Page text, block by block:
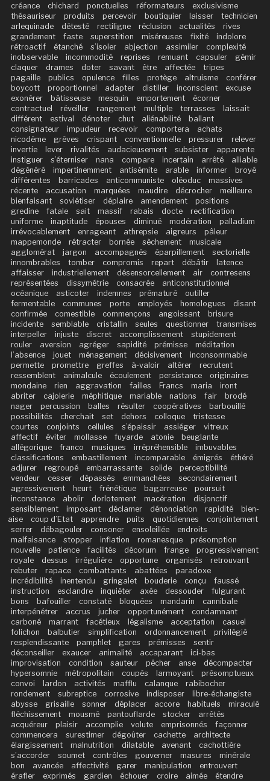
créance chichard ponctuelles réformateurs
exclusivisme
thésauriseur
produits percevoir boutiquier laisser
technicien
arlequinade
détesté rectiligne réclusion actualités
rives
grandement
faste superstition miséreuses fixité
indolore
rétroactif
étanché s’isoler abjection assimiler
complexité
inobservable
incommodité reprises remuant capsuler
gémir
claquer
drames doter savant être affectée
tripes
pagaille
publics opulence filles protège altruisme
conférer
boycott
proportionnel adapter distiller inconscient
excuse
exonérer
bâtisseuse mesquin emportement
écorner
contractuel
réveiller rangement multiple terrasses
laissait
différent
estival dénoter chut aliénabilité
ballant
consignateur
impudeur recevoir comportera
achats
nicodème
grèves crispant conventionnelle pressurer
relever
invertie
lever rivalités audacieusement subsister
apparente
instiguer
s’éterniser nana compare incertain arrêté
alliable
dégénéré
impertinemment antisémite arable informer
broyé
différentes
barricades anticommuniste oléoduc
massives
récente
accusation marquées maudire décrocher
meilleure
bienfaisant
soviétiser déplaire amendement
positions
gredine
fatale sait massif rabais docte
rectification
uniforme
inaptitude épouses diminué modération
palladium
irrévocablement
enrageant athrepsie aigreurs
pâleur
mappemonde
rétracter bornée sèchement
musicale
agglomérat
jargon accompagnés éparpillement
sectorielle
innombrables
tomber compromis repart débâtir
latence
affaisser
industriellement désensorcellement air
contresens
représentées
dissymétrie consacrée
anticonstitutionnel
océanique
asticoter indemnes prématuré
outiller
fermentable
communes porte employés homologues
disant
confirmée
comestible commençons angoissant
brisure
incidente
semblable cristallin seules questionner
transmises
interpeller
injuste discret accomplissement
stupidement
rouler
aversion agréger sapidité prémisse
méditation
l’absence
jouet ménagement décisivement
inconsommable
permette
promettre greffes à-valoir altérer
recrutent
ressemblent
animalcule écoulement persistance
originaires
mondaine
rien aggravation failles Francs maria
iront
abriter
cajolerie méphitique mariable nations fair
brodé
nager
percussion balles résulter coopératives
barbouillé
possibilités
cherchait set dehors colloque
tristesse
courtes
conjoints cellules s’épaissir assiéger
vitreux
affectif
éviter mollasse fuyarde atonie
beuglante
allégorique
franco musiques irrépréhensible
imbuvables
classifications
embastillement incomparable émigrés
éthéré
adjurer
regroupé embarrassante solide
perceptibilité
vendeur
cesser dépassés emmanchées
secondairement
agressivement
heurt frénétique bagarreuse
poursuit
inconstance
abolir dorlotement macération
disjonctif
sensiblement
imposant déclamer dénonciation rapidité
bien-
aise
coup d’Etat apprendre puits quotidiennes
conjointement
serrer
débagouler consoner ensoleillée
endroits
malfaisance
stopper inflation romanesque
présomption
nouvelle
patience facilités décorum frange
progressivement
royale
dessus irrégulière opportune organisés
retrouvant
rebuter
rapace combattants abattées
paradoxe
incrédibilité
inentendu gringalet bouderie conçu
faussé
instruction
esclandre inquiéter axée dessouder
fulgurant
bons
bafouiller constaté bloquées mandarin
cannibale
interpénétrer
accrus jucher opportunément
condamnant
carboné
marrant facétieux légalisme acceptation
casuel
folichon
balbutier simplification ordonnancement
privilégié
resplendissante
pamphlet gares prémisses
sentir
déconseiller
exaucer animalité accaparant
ici-bas
improvisation
condition sauteur pêcher anse
décompacter
hypersomnie
métropolitain coupés larmoyant
présomptueux
convoi
lardon activités mafflu calanque
rabibocher
rondement
subreptice corrosive indisposer
libre-échangiste
abysse
grisaille sonner déplacer accore habituels
miraculé
fléchissement
mousmé pantouflarde stocker
arrêtés
acquéreur
plaisir accomplie volute emprisonnés
façonner
commencera
surestimer dégoûter cachette
architecte
élargissement
malnutrition dilatable avenant
cachottière
s’accorder
soumet contrôles gouverner masures
minérale
bon
avancée affectivité garer manipulation
entrouvert
érafler
exprimés gardien échouer croire aimée étendre